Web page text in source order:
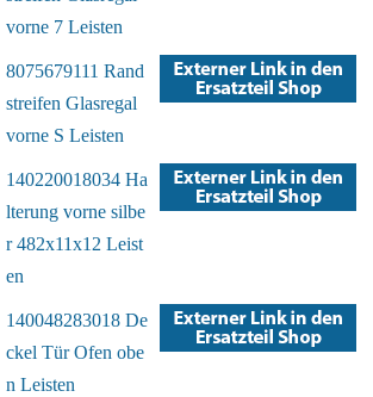
vorne 7 Leisten
8075679111 Rand
streifen Glasregal
vorne S Leisten
140220018034 Ha
lterung vorne silbe
r 482x11x12 Leist
en
140048283018 De
ckel Tür Ofen obe
n Leisten